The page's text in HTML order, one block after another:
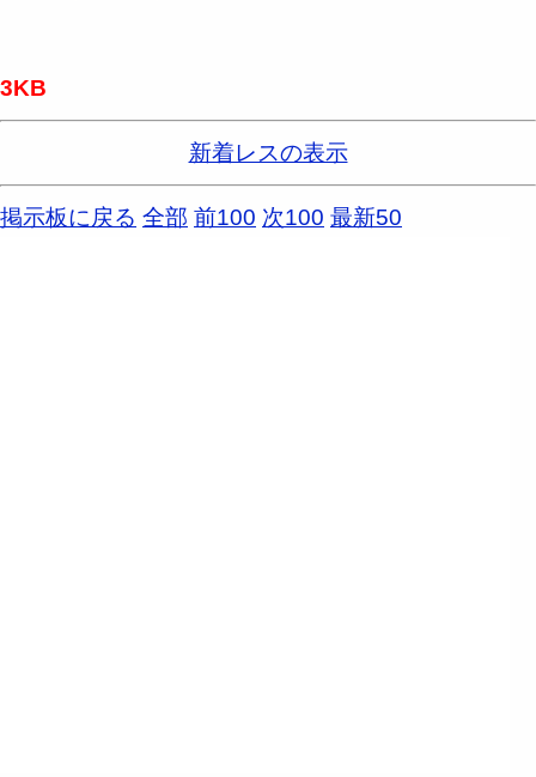
3KB
新着レスの表示
掲示板に戻る 全部 前100 次100 最新50